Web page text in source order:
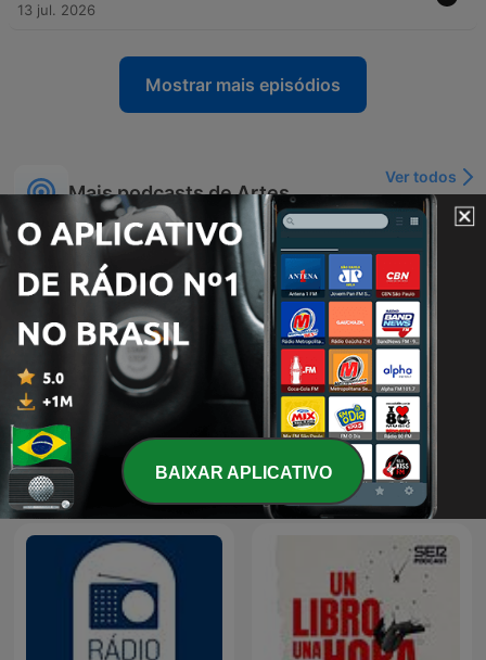
13 jul. 2026
Mostrar mais episódios
Mais podcasts de Artes
Ver todos
A Dana Perino Podcast:
Everything Will Be Okay
Espanhol
BAIXAR APLICATIVO